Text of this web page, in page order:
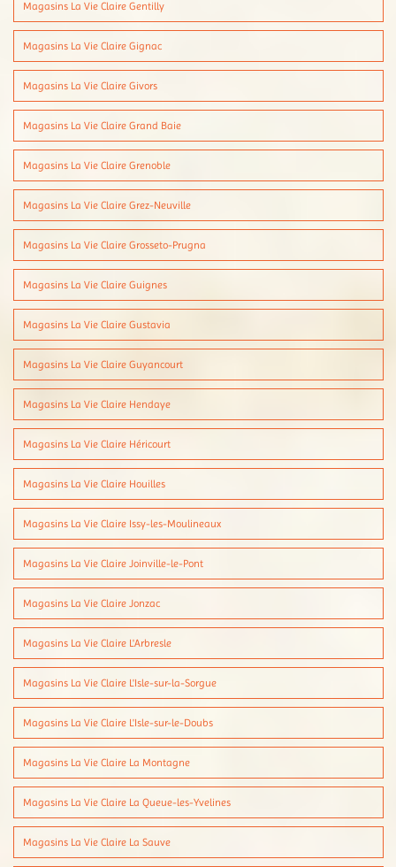
Magasins La Vie Claire Gentilly
Magasins La Vie Claire Gignac
Magasins La Vie Claire Givors
Magasins La Vie Claire Grand Baie
Magasins La Vie Claire Grenoble
Magasins La Vie Claire Grez-Neuville
Magasins La Vie Claire Grosseto-Prugna
Magasins La Vie Claire Guignes
Magasins La Vie Claire Gustavia
Magasins La Vie Claire Guyancourt
Magasins La Vie Claire Hendaye
Magasins La Vie Claire Héricourt
Magasins La Vie Claire Houilles
Magasins La Vie Claire Issy-les-Moulineaux
Magasins La Vie Claire Joinville-le-Pont
Magasins La Vie Claire Jonzac
Magasins La Vie Claire L'Arbresle
Magasins La Vie Claire L'Isle-sur-la-Sorgue
Magasins La Vie Claire L'Isle-sur-le-Doubs
Magasins La Vie Claire La Montagne
Magasins La Vie Claire La Queue-les-Yvelines
Magasins La Vie Claire La Sauve